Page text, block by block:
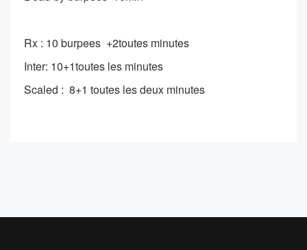
Rx : 10 burpees +2toutes minutes
Inter: 10+1toutes les minutes
Scaled : 8+1 toutes les deux minutes